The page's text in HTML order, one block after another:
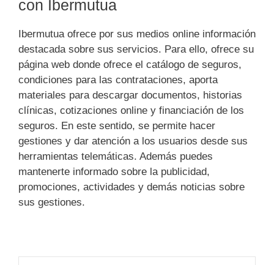
con Ibermutua
Ibermutua ofrece por sus medios online información
destacada sobre sus servicios. Para ello, ofrece su
página web donde ofrece el catálogo de seguros,
condiciones para las contrataciones, aporta
materiales para descargar documentos, historias
clínicas, cotizaciones online y financiación de los
seguros. En este sentido, se permite hacer
gestiones y dar atención a los usuarios desde sus
herramientas telemáticas. Además puedes
mantenerte informado sobre la publicidad,
promociones, actividades y demás noticias sobre
sus gestiones.